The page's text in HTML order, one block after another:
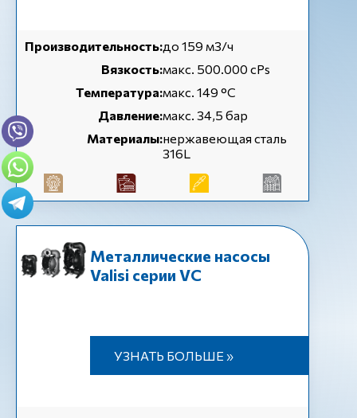
Производительность:до 159 м3/ч
Вязкость:макс. 500.000 cPs
Температура:макс. 149 °C
Давление:макс. 34,5 бар
Материалы:нержавеющая сталь
316L
Металлические насосы
Valisi серии VC
УЗНАТЬ БОЛЬШЕ »